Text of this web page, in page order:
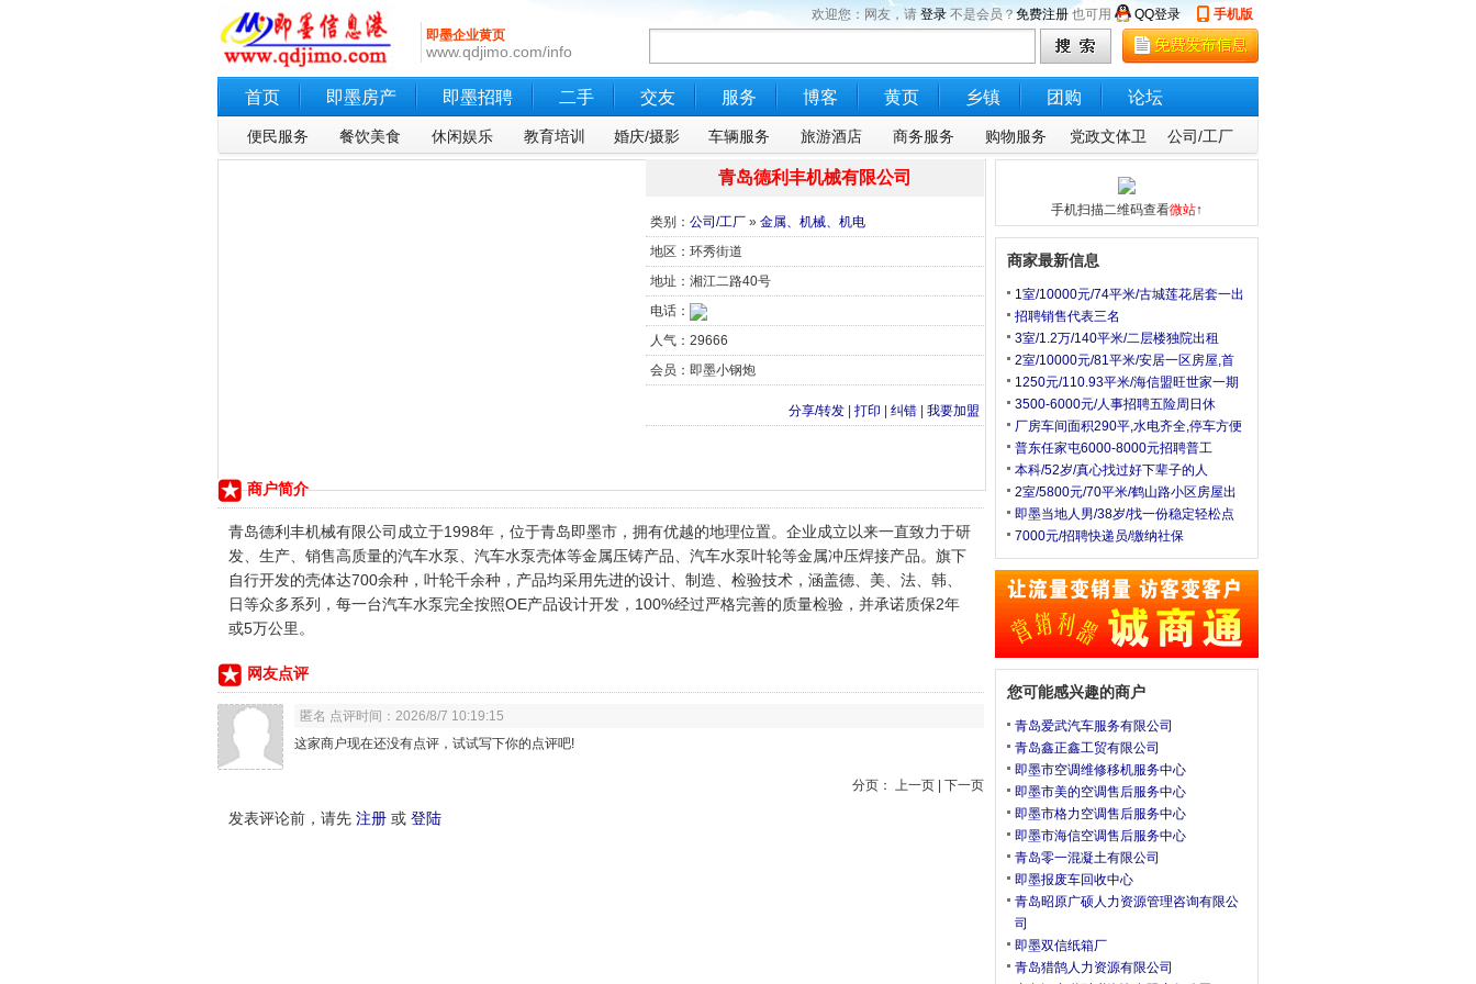
即墨企业黄页
www.qdjimo.com/info
欢迎您：网友，请 登录 不是会员？免费注册 也可用 QQ登录 手机版
首页 即墨房产 即墨招聘 二手 交友 服务 博客 黄页 乡镇 团购 论坛
便民服务 餐饮美食 休闲娱乐 教育培训 婚庆/摄影 车辆服务 旅游酒店 商务服务 购物服务 党政文体卫 公司/工厂
青岛德利丰机械有限公司
类别： 公司/工厂 » 金属、机械、机电
地区：环秀街道
地址：湘江二路40号
电话：
人气：29666
会员：即墨小钢炮
分享/转发 打印 纠错 我要加盟
商户简介
青岛德利丰机械有限公司成立于1998年，位于青岛即墨市，拥有优越的地理位置。企业成立以来一直致力于研
发、生产、销售高质量的汽车水泵、汽车水泵壳体等金属压铸产品、汽车水泵叶轮等金属冲压焊接产品。旗下
自行开发的壳体达700余种，叶轮千余种，产品均采用先进的设计、制造、检验技术，涵盖德、美、法、韩、
日等众多系列，每一台汽车水泵完全按照OE产品设计开发，100%经过严格完善的质量检验，并承诺质保2年
或5万公里。
网友点评
匿名 点评时间：2026/8/7 10:19:15
这家商户现在还没有点评，试试写下你的点评吧!
分页： 上一页 | 下一页
发表评论前，请先 注册 或 登陆
手机扫描二维码查看微站↑
商家最新信息
1室/10000元/74平米/古城莲花居套一出
招聘销售代表三名
3室/1.2万/140平米/二层楼独院出租
2室/10000元/81平米/安居一区房屋,首
1250元/110.93平米/海信盟旺世家一期
3500-6000元/人事招聘五险周日休
厂房车间面积290平,水电齐全,停车方便
普东任家屯6000-8000元招聘普工
本科/52岁/真心找过好下辈子的人
2室/5800元/70平米/鹤山路小区房屋出
即墨当地人男/38岁/找一份稳定轻松点
7000元/招聘快递员/缴纳社保
您可能感兴趣的商户
青岛爱武汽车服务有限公司
青岛鑫正鑫工贸有限公司
即墨市空调维修移机服务中心
即墨市美的空调售后服务中心
即墨市格力空调售后服务中心
即墨市海信空调售后服务中心
青岛零一混凝土有限公司
即墨报废车回收中心
青岛昭原广硕人力资源管理咨询有限公
司
即墨双信纸箱厂
青岛猎鹄人力资源有限公司